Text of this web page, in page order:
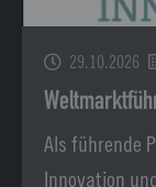
29.10.2026
Als führende
Innovation